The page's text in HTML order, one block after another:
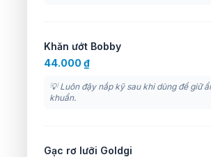
Khăn ướt Bobby
44.000 ₫
💡 Luôn đậy nắp kỹ sau khi dùng để giữ
khuẩn.
Gạc rơ lưỡi Goldgi